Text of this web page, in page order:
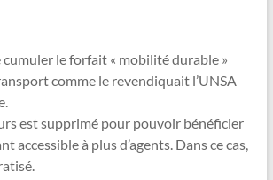
cumuler le forfait « mobilité durable »
comme le revendiquait l’UNSA
est supprimé pour pouvoir bénéficier
accessible à plus d’agents. Dans ce cas,